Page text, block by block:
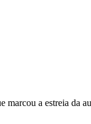
marcou a estreia da